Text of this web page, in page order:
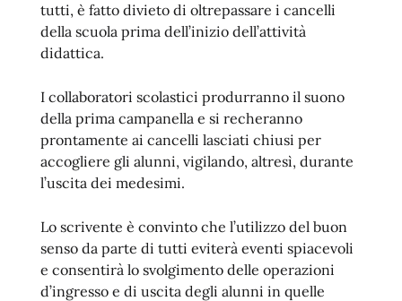
tutti, è fatto divieto di oltrepassare i cancelli
della scuola prima dell’inizio dell’attività
didattica.
I collaboratori scolastici produrranno il suono
della prima campanella e si recheranno
prontamente ai cancelli lasciati chiusi per
accogliere gli alunni, vigilando, altresì, durante
l’uscita dei medesimi.
Lo scrivente è convinto che l’utilizzo del buon
senso da parte di tutti eviterà eventi spiacevoli
e consentirà lo svolgimento delle operazioni
d’ingresso e di uscita degli alunni in quelle